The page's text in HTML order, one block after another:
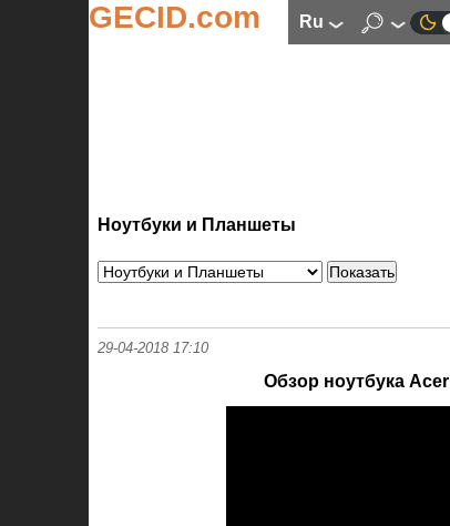
GECID.com ru
Ноутбуки и Планшеты
29-04-2018 17:10
Обзор ноутбука